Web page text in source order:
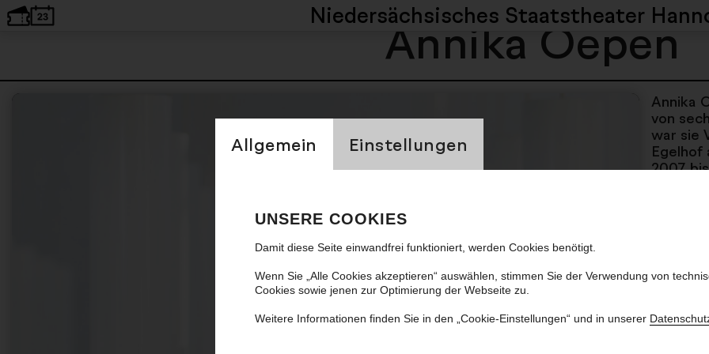
Allgemein Einstellungen
UNSERE COOKIES
Damit diese Seite einwandfrei funktioniert, werden Cookies benötigt.
Wenn Sie „Alle Cookies akzeptieren“ auswählen, stimmen Sie der Verwendung von
Cookies sowie jenen zur Optimierung der Webseite zu.
Weitere Informationen finden Sie in den „Cookie-Einstellungen“ und in unserer
Niedersächsisches Staatstheater
Annika Oepen
Annika
von
war sie
Egelhof
2007
dem
und